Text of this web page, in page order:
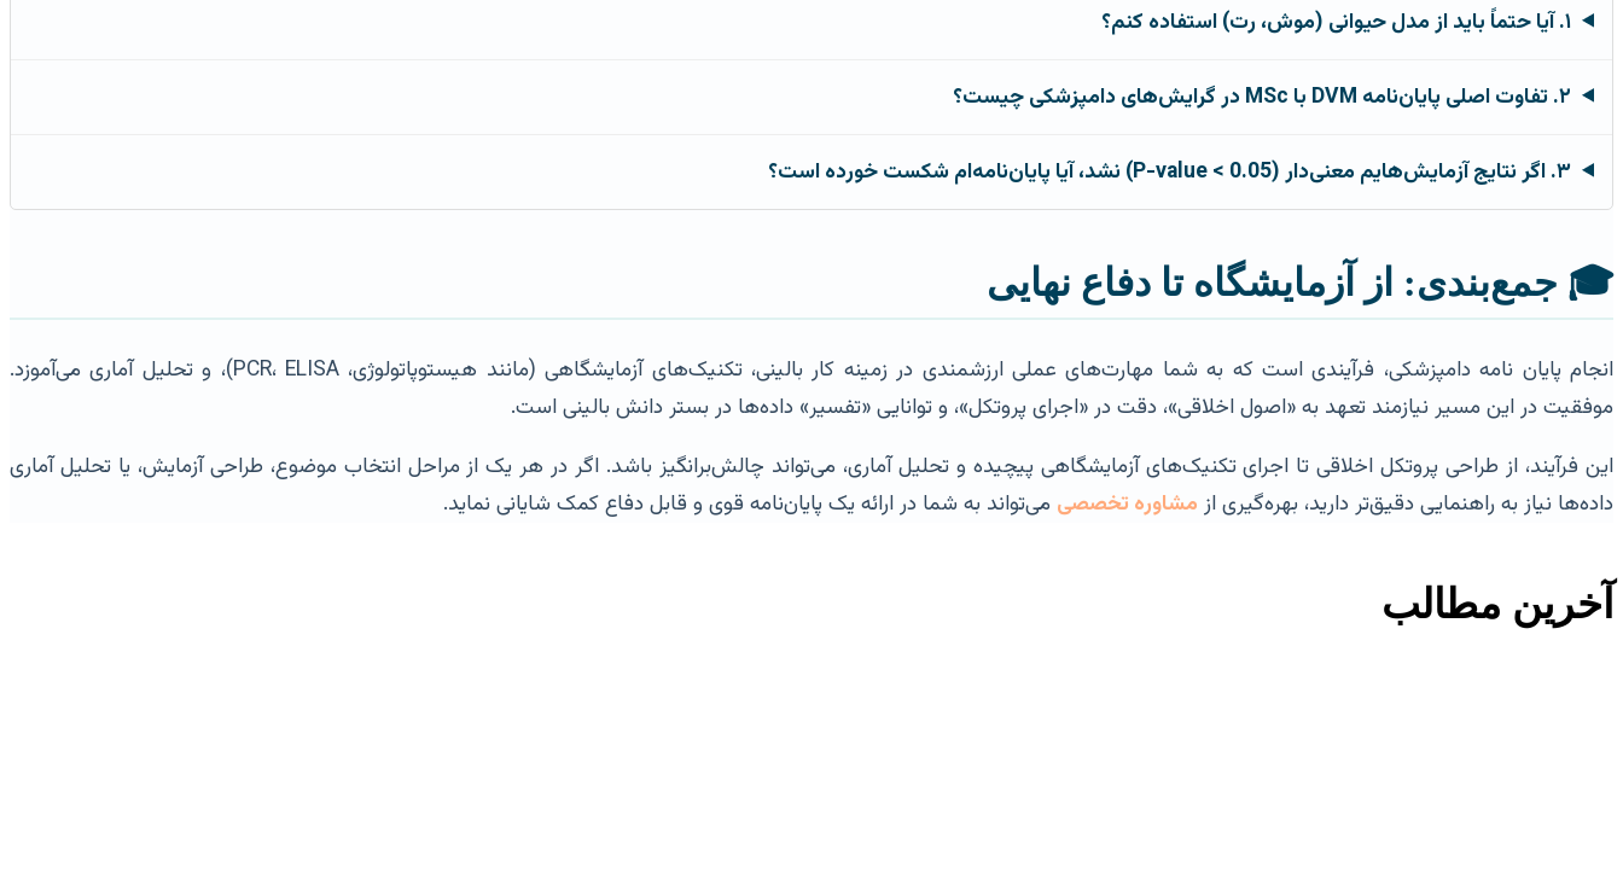
۱. آیا حتماً باید از مدل حیوانی (موش، رت) استفاده کنم؟
۲. تفاوت اصلی پایان‌نامه DVM با MSc در گرایش‌های دامپزشکی چیست؟
۳. اگر نتایج آزمایش‌هایم معنی‌دار (P-value < 0.05) نشد، آیا پایان‌نامه‌ام شکست خورده است؟
🎓 جمع‌بندی: از آزمایشگاه تا دفاع نهایی
انجام پایان نامه دامپزشکی، فرآیندی است که به شما مهارت‌های عملی ارزشمندی در زمینه کار بالینی، تکنیک‌های آزمایشگاهی (مانند هیستوپاتولوژی، PCR، ELISA)، و تحلیل آماری می‌آموزد.
موفقیت در این مسیر نیازمند تعهد به «اصول اخلاقی»، دقت در «اجرای پروتکل»، و توانایی «تفسیر» داده‌ها در بستر دانش بالینی است.
این فرآیند، از طراحی پروتکل اخلاقی تا اجرای تکنیک‌های آزمایشگاهی پیچیده و تحلیل آماری، می‌تواند چالش‌برانگیز باشد. اگر در هر یک از مراحل انتخاب موضوع، طراحی آزمایش، یا تحلیل آماری
داده‌ها نیاز به راهنمایی دقیق‌تر دارید، بهره‌گیری از مشاوره تخصصی می‌تواند به شما در ارائه یک پایان‌نامه قوی و قابل دفاع کمک شایانی نماید.
آخرین مطالب